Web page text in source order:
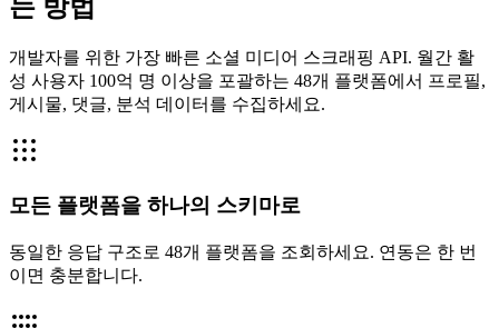
는 방법
개발자를 위한 가장 빠른 소셜 미디어 스크래핑 API. 월간 활
성 사용자 100억 명 이상을 포괄하는 48개 플랫폼에서 프로필,
게시물, 댓글, 분석 데이터를 수집하세요.
모든 플랫폼을 하나의 스키마로
동일한 응답 구조로 48개 플랫폼을 조회하세요. 연동은 한 번
이면 충분합니다.